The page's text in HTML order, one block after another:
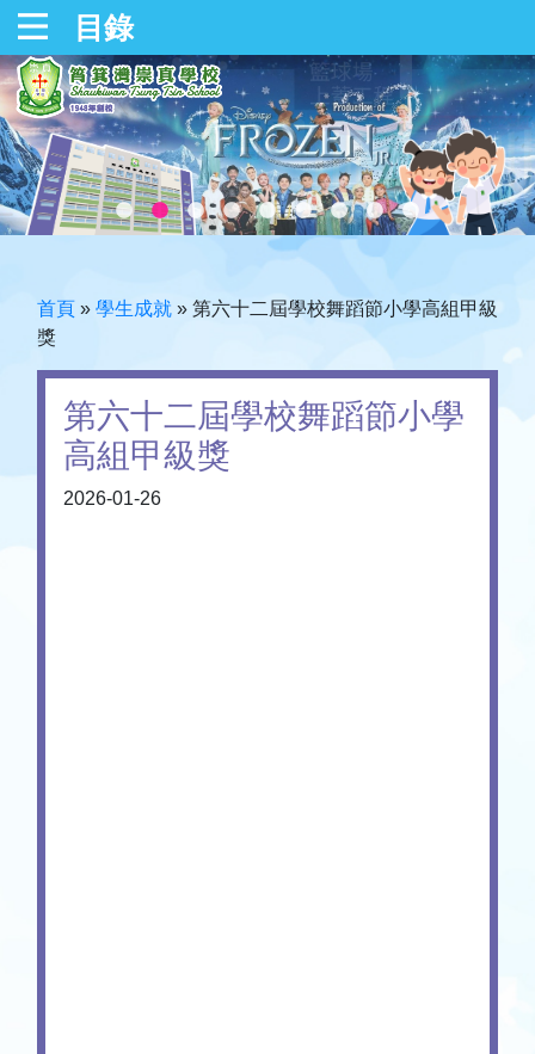
目錄
首頁 » 學生成就 » 第六十二屆學校舞蹈節小學高組甲級
獎
第六十二屆學校舞蹈節小學
高組甲級獎
2026-01-26